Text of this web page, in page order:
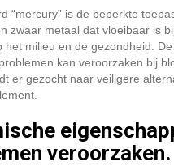
“mercury” is de beperkte
zwaar metaal dat vloeibaar is
milieu en de gezondheid.
kan veroorzaken bij
er gezocht naar veiligere
veroorzaken.